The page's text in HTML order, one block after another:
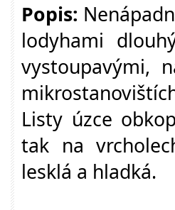
Popis:
lodyhami
vystoupavými,
Listy úzce
tak na
lesklá a hladká.